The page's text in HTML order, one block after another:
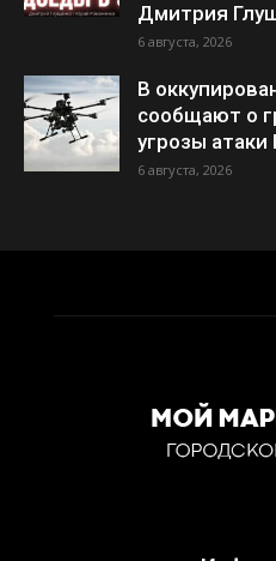
Дмитрия
6 августа, 2026
В
сообщают о
угрозы
6 августа, 2026